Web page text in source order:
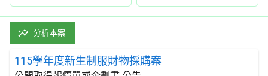
115學年度新生制服財物採購案 招標公告 | 案號：115011 |
採購類別：財物類 成衣,毛皮服裝除外 | 招標方式：公開取
分析本案
115學年度新生制服財物採購案